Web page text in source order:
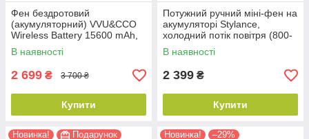
Фен бездротовий
(акумуляторний) VVU&CCO
Wireless Battery 15600 mAh,
White (CFJ-5S)
В наявності
2 699 ₴ 3 700 ₴
Купити
Потужний ручний міні-фен на
акумуляторі Stylance,
холодний потік повітря (800-
004)
В наявності
2 399 ₴
Купити
Новинка! Подарунок Новинка! –29%